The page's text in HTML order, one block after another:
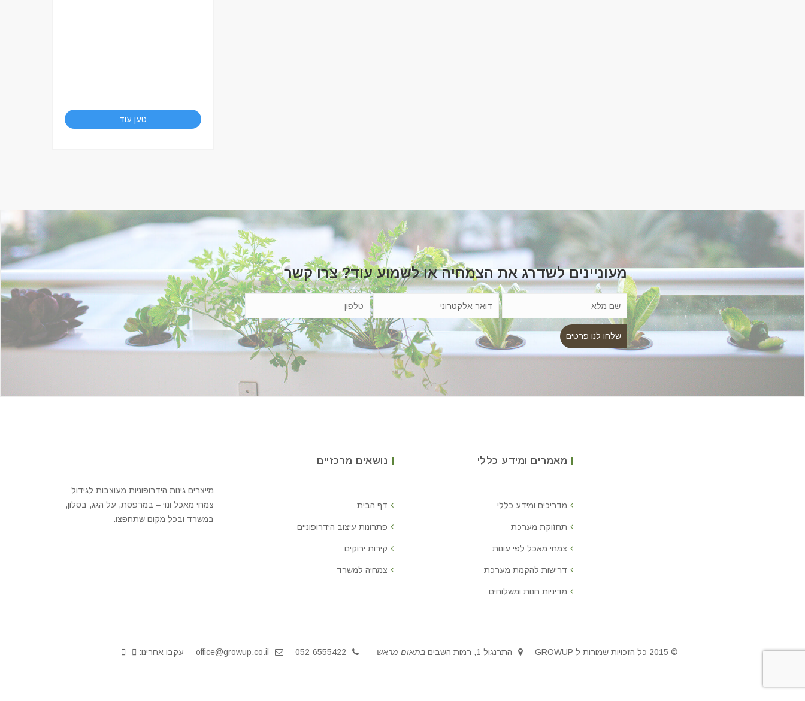
טען עוד
מעוניינים לשדרג את הצמחיה או לשמוע עוד? צרו קשר
מאמרים ומידע כללי
מדריכים ומידע כללי
תחזוקת מערכת
צמחי מאכל לפי עונות
דרישות להקמת מערכת
מדיניות חנות ומשלוחים
נושאים מרכזיים
דף הבית
פתרונות עיצוב הידרופוניים
קירות ירוקים
צמחיה למשרד
מייצרים גינות הידרופוניות מעוצבות לגידול
צמחי מאכל ונוי – במרפסת, על הגג, בסלון,
במשרד ובכל מקום שתחפצו.
© 2015 כל הזכויות שמורות ל GROWUP התרנגול 1, רמות השבים בתאום מראש 052-6555422
office@growup.co.il עקבו אחרינו: